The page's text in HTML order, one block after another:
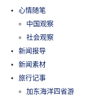
心情随笔
中国观察
社会观察
新闻报导
新闻素材
旅行记事
加东海洋四省游